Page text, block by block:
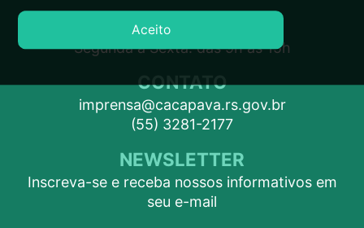
ATENDIMENTO
Segunda a Sexta: das 9h às 15h
CONTATO
imprensa@cacapava.rs.gov.br
(55) 3281-2177
NEWSLETTER
Inscreva-se e receba nossos informativos em
seu e-mail
Aceito